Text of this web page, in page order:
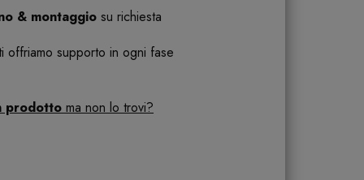
& montaggio su richiesta
offriamo supporto in ogni fase
prodotto ma non lo trovi?